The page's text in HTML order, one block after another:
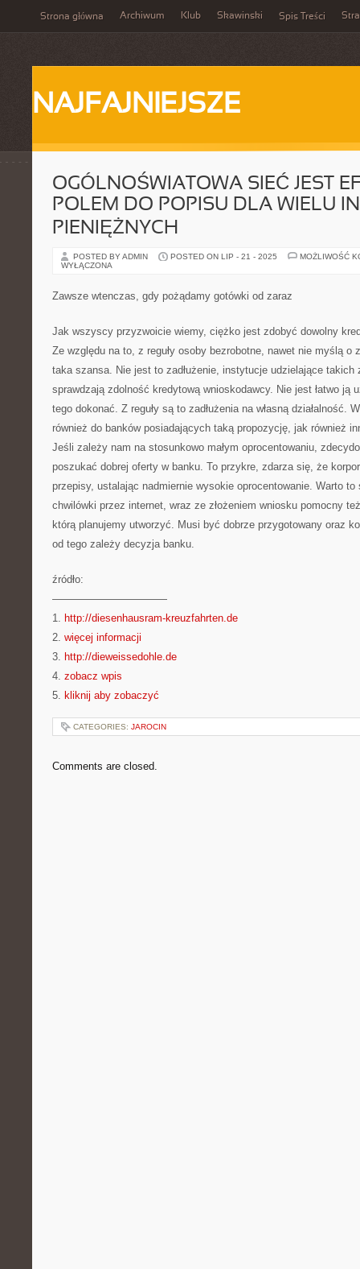
Strona główna Archiwum Klub Skawinski Spis Treści
NAJFAJNIEJSZE
OGÓLNOŚWIATOWA SIEĆ JEST
POLEM DO POPISU DLA WIELU
PIENIĘŻNYCH
POSTED BY ADMIN POSTED ON LIP - 21 - 2025
MOŻLIWOŚĆ
WYŁĄCZONA
Zawsze wtenczas, gdy pożądamy gotówki od zaraz
Jak wszyscy przyzwoicie wiemy, ciężko jest zdobyć dowolny
Ze względu na to, z reguły osoby bezrobotne, nawet nie myślą o
taka szansa. Nie jest to zadłużenie, instytucje udzielające takich
sprawdzają zdolność kredytową wnioskodawcy. Nie jest łatwo ją
tego dokonać. Z reguły są to zadłużenia na własną działalność.
również do banków posiadających taką propozycję, jak również
Jeśli zależy nam na stosunkowo małym oprocentowaniu,
poszukać dobrej oferty w banku. To przykre, zdarza się, że
przepisy, ustalając nadmiernie wysokie oprocentowanie. Warto
chwilówki przez internet, wraz ze złożeniem wniosku pomocny
którą planujemy utworzyć. Musi być dobrze przygotowany oraz
od tego zależy decyzja banku.
źródło:
———————————
1. http://diesenhausram-kreuzfahrten.de
2. więcej informacji
3. http://dieweissedohle.de
4. zobacz wpis
5. kliknij aby zobaczyć
CATEGORIES: JAROCIN
Comments are closed.